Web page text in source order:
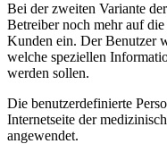
Bei der zweiten Variante
Betreiber noch mehr auf
Kunden ein. Der Benutzer
welche speziellen
werden sollen.
Die benutzerdefinierte
Internetseite der
angewendet.